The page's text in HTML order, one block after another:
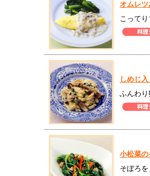
オムレ
こってり
しめじ
ふんわ
小松菜
そぼろ